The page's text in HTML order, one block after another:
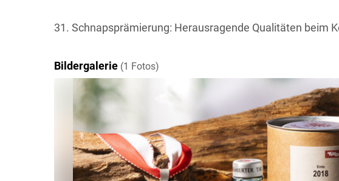
31. Schnapsprämierung: Herausragende Qualitäten beim
Bildergalerie (1 Fotos)